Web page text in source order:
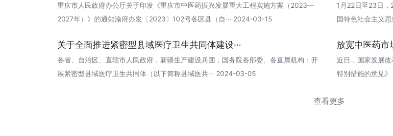
重庆市人民政府办公厅关于印发《重庆市中医药振兴发展重大工程实施方案（2023—
2027年）》的通知渝府办发〔2023〕102号各区县（自··· 2024-03-15
1月22日至23日
国特色社会主义
关于全面推进紧密型县域医疗卫生共同体建设···
各省、自治区、直辖市人民政府，新疆生产建设兵团，国务院各部委、各直属机构：开
展紧密型县域医疗卫生共同体（以下简称县域医共··· 2024-03-05
放宽中医药市
近日，国家发展
特别措施的意见
查看更多